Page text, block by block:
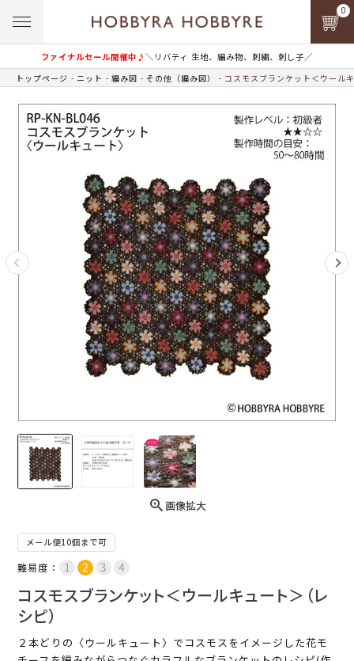
ファイナルセール開催中♪＼リバティ 生地、編み物、刺繍、刺し子／
0
トップページ ニット 編み図 その他（編み図） コスモスブランケット＜ウール
画像拡大
メール便10個まで可
難易度：
コスモスブランケット＜ウールキュート＞（レ
シピ）
２本どりの〈ウールキュート〉でコスモスをイメージした花モ